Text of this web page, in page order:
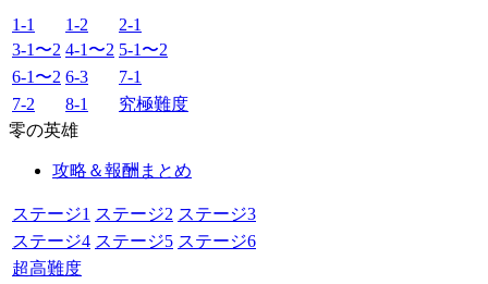
1-1 1-2
2-1
3-1〜2 4-1〜2 5-1〜2
6-1〜2 6-3
7-1
7-2
8-1
究極難度
零の英雄
攻略＆報酬まとめ
ステージ1 ステージ2 ステージ3
ステージ4 ステージ5 ステージ6
超高難度